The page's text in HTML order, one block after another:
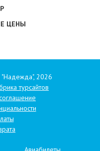
ЦЕНЫ
"Надежда", 2026
турсайтов